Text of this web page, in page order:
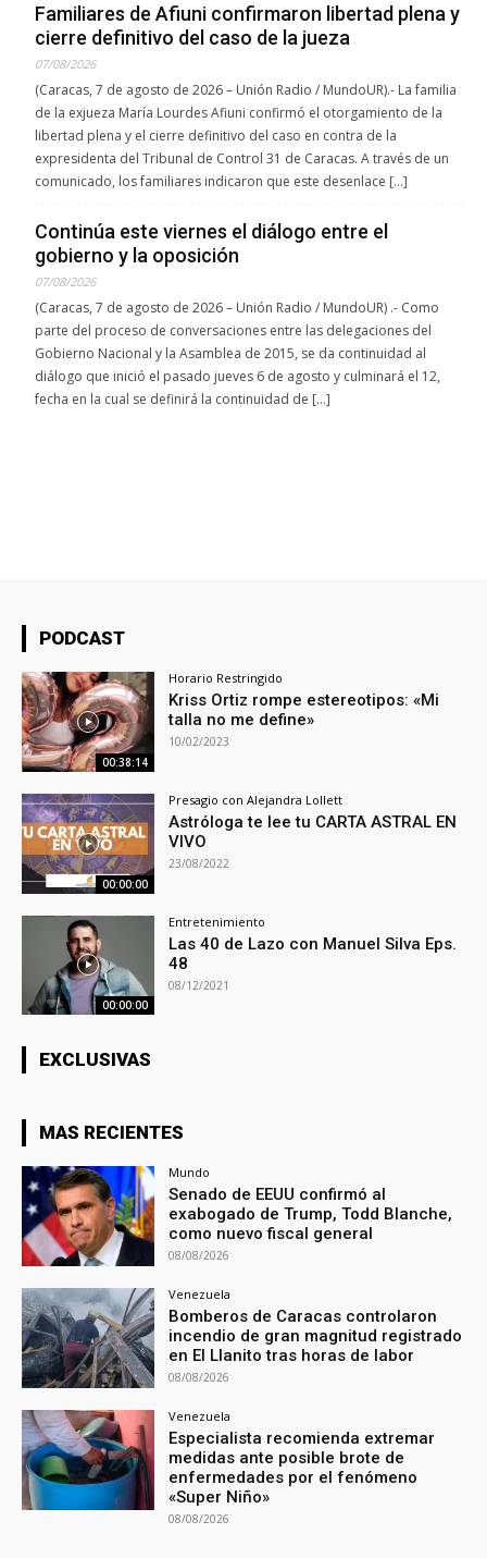
Familiares de Afiuni confirmaron libertad plena y
cierre definitivo del caso de la jueza
07/08/2026
(Caracas, 7 de agosto de 2026 – Unión Radio / MundoUR).- La familia
de la exjueza María Lourdes Afiuni confirmó el otorgamiento de la
libertad plena y el cierre definitivo del caso en contra de la
expresidenta del Tribunal de Control 31 de Caracas. A través de un
comunicado, los familiares indicaron que este desenlace […]
Continúa este viernes el diálogo entre el
gobierno y la oposición
07/08/2026
(Caracas, 7 de agosto de 2026 – Unión Radio / MundoUR) .- Como
parte del proceso de conversaciones entre las delegaciones del
Gobierno Nacional y la Asamblea de 2015, se da continuidad al
diálogo que inició el pasado jueves 6 de agosto y culminará el 12,
fecha en la cual se definirá la continuidad de […]
PODCAST
00:38:14
Horario Restringido
Kriss Ortiz rompe estereotipos: «Mi
talla no me define»
10/02/2023
00:00:00
Presagio con Alejandra Lollett
Astróloga te lee tu CARTA ASTRAL EN
VIVO
23/08/2022
00:00:00
Entretenimiento
Las 40 de Lazo con Manuel Silva Eps.
48
08/12/2021
EXCLUSIVAS
MAS RECIENTES
Mundo
Senado de EEUU confirmó al
exabogado de Trump, Todd Blanche,
como nuevo fiscal general
08/08/2026
Venezuela
Bomberos de Caracas controlaron
incendio de gran magnitud registrado
en El Llanito tras horas de labor
08/08/2026
Venezuela
Especialista recomienda extremar
medidas ante posible brote de
enfermedades por el fenómeno
«Super Niño»
08/08/2026